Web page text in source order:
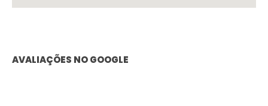
AVALIAÇÕES NO GOOGLE